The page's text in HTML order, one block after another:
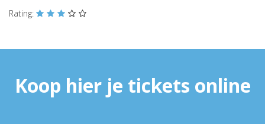
Rating:
Koop hier je tickets online